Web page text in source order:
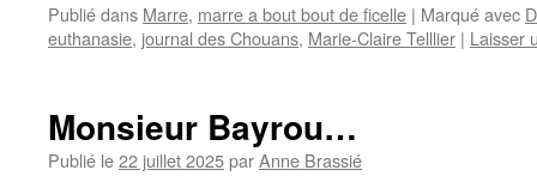
Publié dans Marre, marre a bout bout de ficelle | Marqué avec
euthanasie, journal des Chouans, Marie-Claire Telllier | Laisser
Monsieur Bayrou…
Publié le22 juillet 2025parAnne Brassié